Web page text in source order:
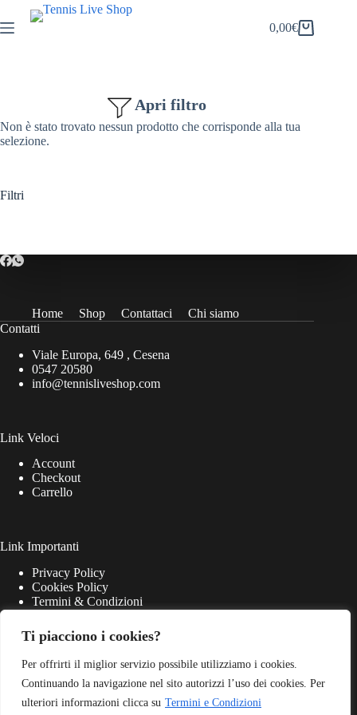
Ti piacciono i cookies?
Per offrirti il miglior servizio possibile utilizziamo i cookies.
Continuando la navigazione nel sito autorizzi l’uso dei cookies. Per
ulteriori informazioni clicca su Termini e Condizioni
al
contenuto
Carrello
0,00€
Apri filtro
Non è stato trovato nessun prodotto che corrisponde alla tua
selezione.
Filtri
Home Shop Contattaci
Chi siamo
Contatti
Viale Europa, 649 , Cesena
0547 20580
info@tennisliveshop.com
Link Veloci
Account
Checkout
Carrello
Link Importanti
Privacy Policy
Cookies Policy
Termini & Condizioni